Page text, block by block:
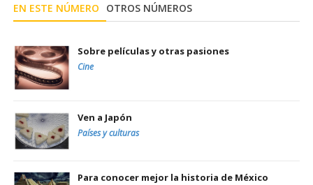
EN ESTE NÚMERO OTROS NÚMEROS
Sobre películas y otras pasiones
Cine
Ven a Japón
Países y culturas
Para conocer mejor la historia de México